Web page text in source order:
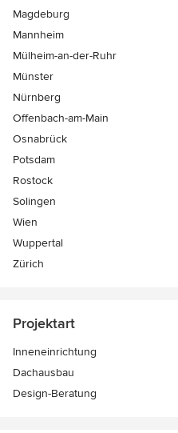
Magdeburg
Mannheim
Mülheim-an-der-Ruhr
Münster
Nürnberg
Offenbach-am-Main
Osnabrück
Potsdam
Rostock
Solingen
Wien
Wuppertal
Zürich
Projektart
Inneneinrichtung
Dachausbau
Design-Beratung